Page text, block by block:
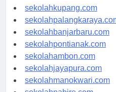
sekolahmanado.com
sekolahkupang.com
sekolahpalangkaraya.com
sekolahbanjarbaru.com
sekolahpontianak.com
sekolahambon.com
sekolahjayapura.com
sekolahmanokwari.com